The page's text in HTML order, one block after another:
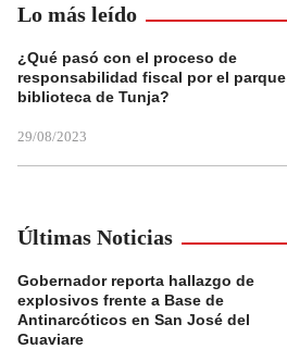
Lo más leído
¿Qué pasó con el proceso de
responsabilidad fiscal por el parque
biblioteca de Tunja?
29/08/2023
Últimas Noticias
Gobernador reporta hallazgo de
explosivos frente a Base de
Antinarcóticos en San José del
Guaviare